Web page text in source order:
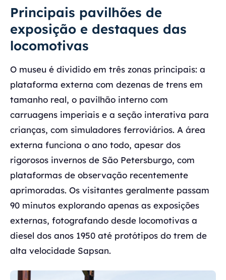
Principais pavilhões de
exposição e destaques das
locomotivas
O museu é dividido em três zonas principais: a
plataforma externa com dezenas de trens em
tamanho real, o pavilhão interno com
carruagens imperiais e a seção interativa para
crianças, com simuladores ferroviários. A área
externa funciona o ano todo, apesar dos
rigorosos invernos de São Petersburgo, com
plataformas de observação recentemente
aprimoradas. Os visitantes geralmente passam
90 minutos explorando apenas as exposições
externas, fotografando desde locomotivas a
diesel dos anos 1950 até protótipos do trem de
alta velocidade Sapsan.